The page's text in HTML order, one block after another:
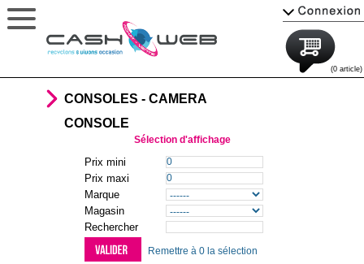
(0 article)
CONSOLES - CAMERA
CONSOLE
Sélection d'affichage
Prix mini
Prix maxi
Marque
Magasin
Rechercher
Remettre à 0 la sélection